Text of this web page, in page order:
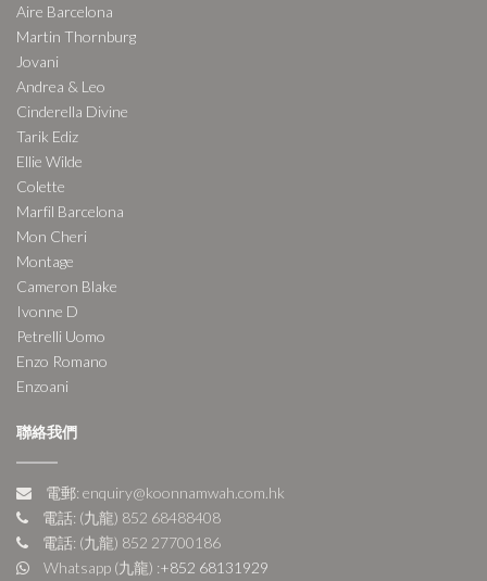
Aire Barcelona
Martin Thornburg
Jovani
Andrea & Leo
Cinderella Divine
Tarik Ediz
Ellie Wilde
Colette
Marfil Barcelona
Mon Cheri
Montage
Cameron Blake
Ivonne D
Petrelli Uomo
Enzo Romano
Enzoani
聯絡我們
電郵: enquiry@koonnamwah.com.hk
電話: (九龍) 852 68488408
電話: (九龍) 852 27700186
Whatsapp (九龍) :+852 68131929